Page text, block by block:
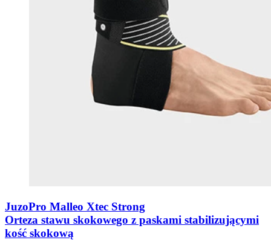
JuzoPro Malleo Xtec Strong
Orteza stawu skokowego z paskami stabilizującymi
kość skokową